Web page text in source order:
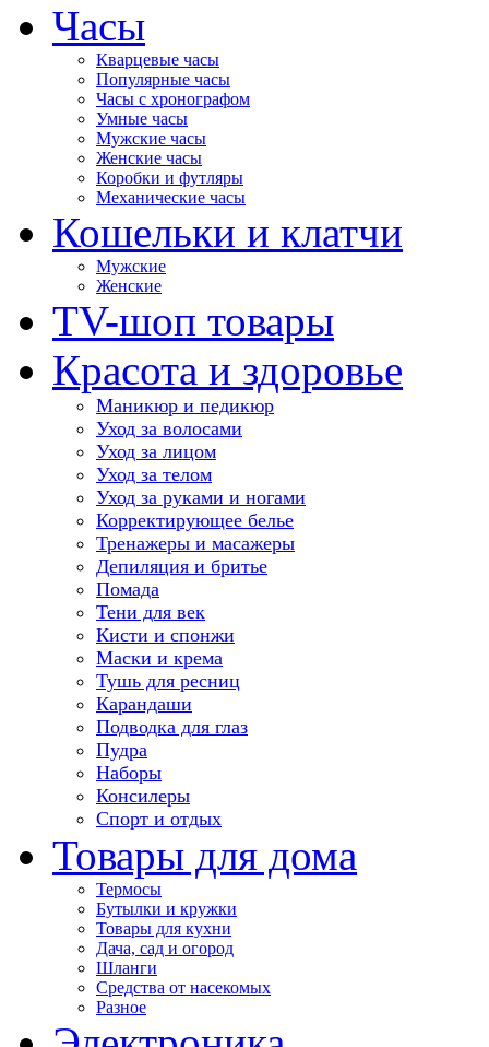
Часы
Кварцевые часы
Популярные часы
Часы с хронографом
Умные часы
Мужские часы
Женские часы
Коробки и футляры
Механические часы
Кошельки и клатчи
Мужские
Женские
TV-шоп товары
Красота и здоровье
Маникюр и педикюр
Уход за волосами
Уход за лицом
Уход за телом
Уход за руками и ногами
Корректирующее белье
Тренажеры и масажеры
Депиляция и бритье
Помада
Тени для век
Кисти и спонжи
Маски и крема
Тушь для ресниц
Карандаши
Подводка для глаз
Пудра
Наборы
Консилеры
Спорт и отдых
Товары для дома
Термосы
Бутылки и кружки
Товары для кухни
Дача, сад и огород
Шланги
Средства от насекомых
Разное